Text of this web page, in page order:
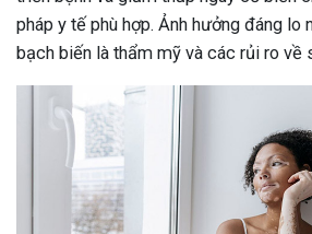
pháp y tế phù hợp. Ảnh hưởng đáng lo
bạch biến là thẩm mỹ và các rủi ro về